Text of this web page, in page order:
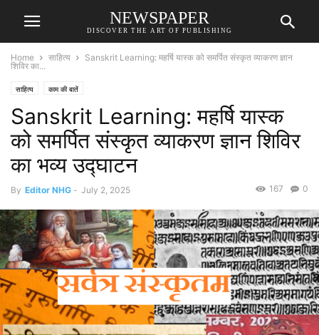
NEWSPAPER
DISCOVER THE ART OF PUBLISHING
Home साहित्य
Sanskrit Learning: महर्षि यास्क को समर्पित संस्कृत व्याकरण ज्ञान
शिविर का...
साहित्य काम की बातें
Sanskrit Learning: महर्षि यास्क
को समर्पित संस्कृत व्याकरण ज्ञान शिविर
का भव्य उद्घाटन
By Editor NHG - July 2, 2025 0
167